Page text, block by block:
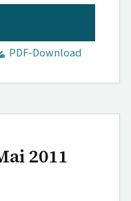
PDF-Download
2011